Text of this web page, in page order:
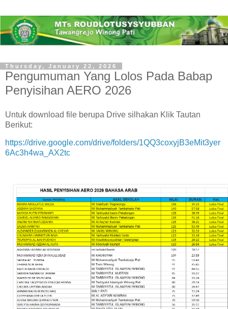
Thursday, January 22, 2026
Pengumuman Yang Lolos Pada Babap
Penyisihan AERO 2026
Untuk download file berupa Drive silhakan Klik Tautan
Berikut:
https://drive.google.com/drive/folders/1QQ3coxyjB3eMit3yer
6Ac3h4wa_AX2tc